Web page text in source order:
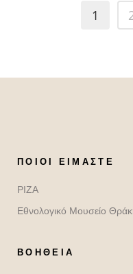
1
ΠΟΙΟΙ ΕΊΜΑΣΤΕ
ΡΙΖΑ
Εθνολογικό Μουσείο
ΒΟΉΘΕΙΑ